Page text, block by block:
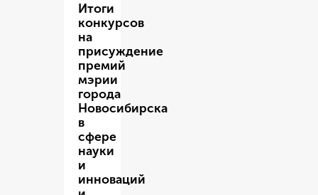
Итоги
конкурсов
на
присуждение
премий
мэрии
города
Новосибирска
в
сфере
науки
и
инноваций